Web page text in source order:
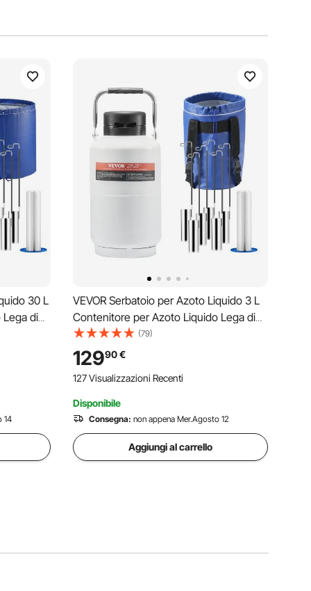
30 L
di
14
VEVOR Serbatoio per Azoto Liquido 3 L
Contenitore per Azoto Liquido Lega di
Alluminio, 6 Contenitori, Borsa per
Trasporto con Cinghie, Serbatoio
Criogenico per L'industria della Bellezza,
Scientifico
(79)
12990€
127 Visualizzazioni Recenti
Disponibile
Consegna: non appena Mer.Agosto 12
Aggiungi al carrello